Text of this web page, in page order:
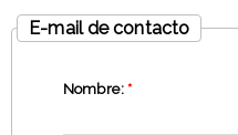
E-mail de contacto
Nombre: *